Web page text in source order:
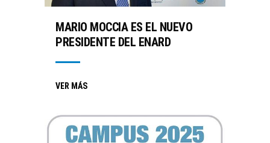
MARIO MOCCIA ES EL NUEVO
PRESIDENTE DEL ENARD
VER MÁS